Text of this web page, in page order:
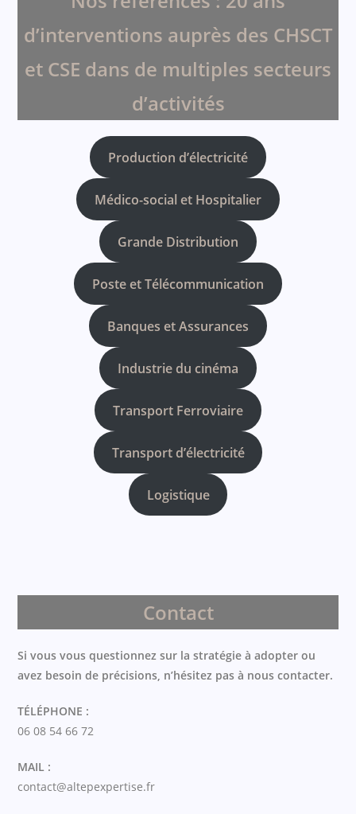
d’interventions auprès des CHSCT
et CSE dans de multiples secteurs
d’activités
Production d’électricité
Médico-social et Hospitalier
Grande Distribution
Poste et Télécommunication
Banques et Assurances
Industrie du cinéma
Transport Ferroviaire
Transport d’électricité
Logistique
Contact
Si vous vous questionnez sur la stratégie à adopter ou
avez besoin de précisions, n’hésitez pas à nous contacter.
TÉLÉPHONE :
06 08 54 66 72
MAIL :
contact@altepexpertise.fr